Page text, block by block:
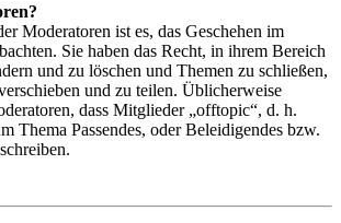
Moderatoren ist es, das Geschehen im
Sie haben das Recht, in ihrem Bereich
und zu löschen und Themen zu schließen,
und zu teilen. Üblicherweise
dass Mitglieder „offtopic“, d. h.
Thema Passendes, oder Beleidigendes bzw.